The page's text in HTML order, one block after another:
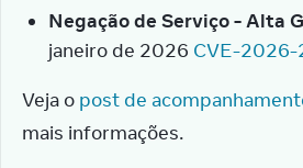
Negação de Serviço - Alta
janeiro de 2026 CVE-
Veja o post de
mais informações.